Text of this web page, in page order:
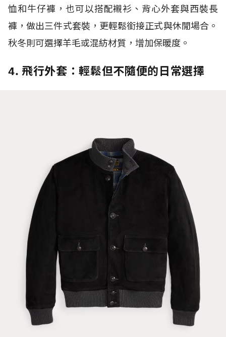
恤和牛仔褲，也可以搭配襯衫、背心外套與西裝長
褲，做出三件式套裝，更輕鬆銜接正式與休閒場合。
秋冬則可選擇羊毛或混紡材質，增加保暖度。
4. 飛行外套：輕鬆但不隨便的日常選擇